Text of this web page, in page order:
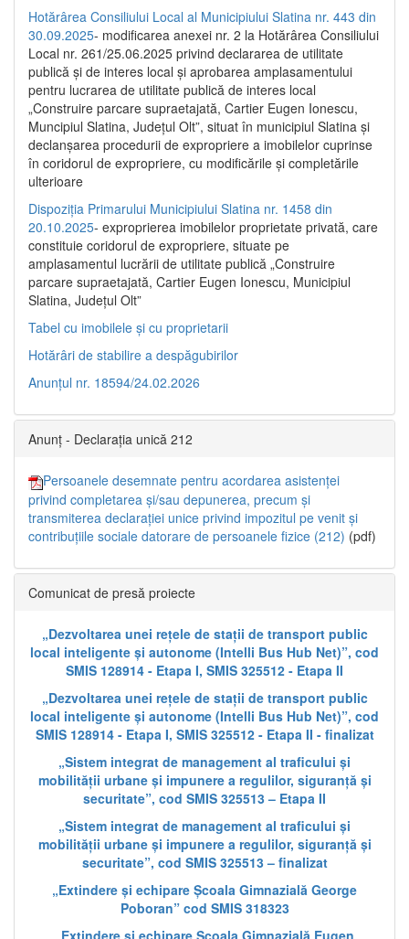
Hotărârea Consiliului Local al Municipiului Slatina nr. 443 din
30.09.2025- modificarea anexei nr. 2 la Hotărârea Consiliului
Local nr. 261/25.06.2025 privind declararea de utilitate
publică şi de interes local şi aprobarea amplasamentului
pentru lucrarea de utilitate publică de interes local
„Construire parcare supraetajată, Cartier Eugen Ionescu,
Muncipiul Slatina, Judeţul Olt”, situat în municipiul Slatina şi
declanşarea procedurii de expropriere a imobilelor cuprinse
în coridorul de expropriere, cu modificările şi completările
ulterioare
Dispoziția Primarului Municipiului Slatina nr. 1458 din
20.10.2025- exproprierea imobilelor proprietate privată, care
constituie coridorul de expropriere, situate pe
amplasamentul lucrării de utilitate publică „Construire
parcare supraetajată, Cartier Eugen Ionescu, Municipiul
Slatina, Județul Olt”
Tabel cu imobilele și cu proprietarii
Hotărâri de stabilire a despăgubirilor
Anunțul nr. 18594/24.02.2026
Anunț - Declarația unică 212
Persoanele desemnate pentru acordarea asistenței
privind completarea și/sau depunerea, precum și
transmiterea declarației unice privind impozitul pe venit și
contribuțiile sociale datorare de persoanele fizice (212) (pdf)
Comunicat de presă proiecte
„Dezvoltarea unei rețele de stații de transport public
local inteligente și autonome (Intelli Bus Hub Net)”, cod
SMIS 128914 - Etapa I, SMIS 325512 - Etapa II
„Dezvoltarea unei rețele de stații de transport public
local inteligente și autonome (Intelli Bus Hub Net)”, cod
SMIS 128914 - Etapa I, SMIS 325512 - Etapa II - finalizat
„Sistem integrat de management al traficului și
mobilității urbane și impunere a regulilor, siguranță și
securitate”, cod SMIS 325513 – Etapa II
„Sistem integrat de management al traficului și
mobilității urbane și impunere a regulilor, siguranță și
securitate”, cod SMIS 325513 – finalizat
„Extindere și echipare Școala Gimnazială George
Poboran” cod SMIS 318323
„Extindere și echipare Școala Gimnazială Eugen